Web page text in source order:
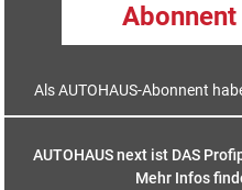
Als AUTOHAUS-Abonnent
AUTOHAUS next ist DAS
Mehr Infos